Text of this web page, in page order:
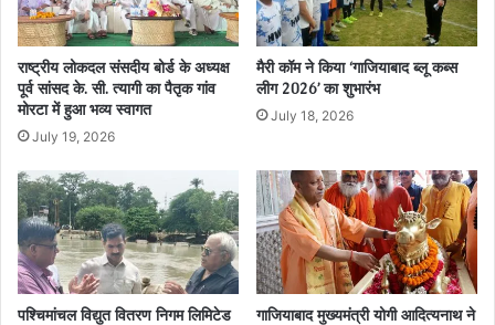
राष्ट्रीय लोकदल संसदीय बोर्ड के अध्यक्ष
पूर्व सांसद के. सी. त्यागी का पैतृक गांव
मोरटा में हुआ भव्य स्वागत
July 19, 2026
मैरी कॉम ने किया ‘गाजियाबाद ब्लू कब्स
लीग 2026’ का शुभारंभ
July 18, 2026
पश्चिमांचल विद्युत वितरण निगम लिमिटेड
गाजियाबाद मुख्यमंत्री योगी आदित्यनाथ ने